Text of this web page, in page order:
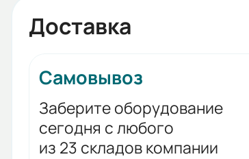
Доставка
Самовывоз
Заберите оборудование
сегодня с любого
из 23 складов компании